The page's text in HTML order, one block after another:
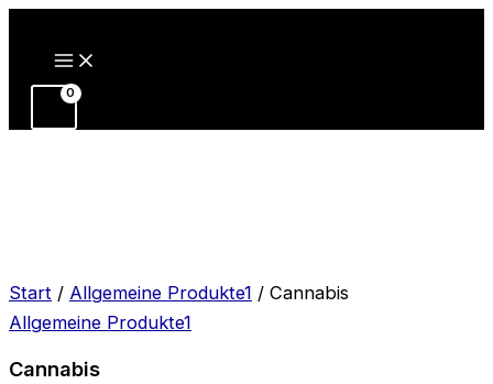
Inhalt
springen
Start / Allgemeine Produkte1 / Cannabis
Allgemeine Produkte1
Cannabis